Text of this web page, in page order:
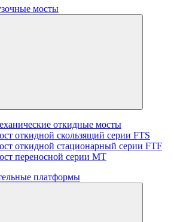
мосты
откидные мосты
откидной скользящий серии FTS
откидной стационарный серии FTF
переносной серии MT
платформы